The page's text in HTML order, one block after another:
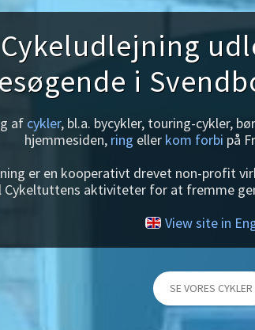
i
af cykler, bl.a. bycykler, touring-cykler,
hjemmesiden, ring eller kom forbi på
er en kooperativt drevet non-profit
Cykeltuttens aktiviteter for at fremme
View site in
SE VORES CYKLER